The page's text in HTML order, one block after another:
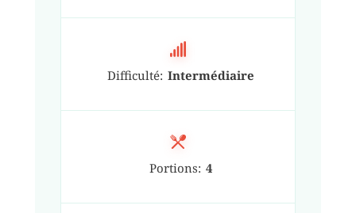
Difficulté: Intermédiaire
Portions: 4